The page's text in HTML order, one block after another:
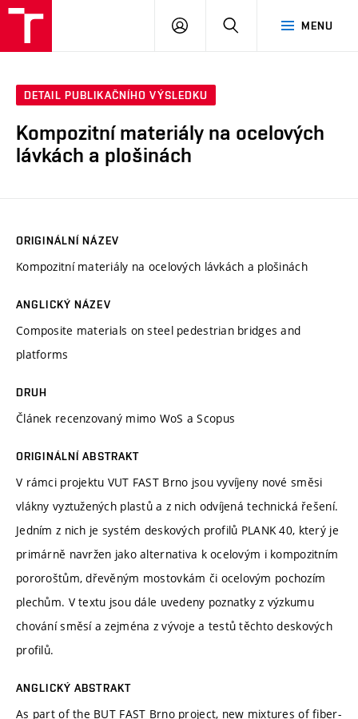
MENU
PŘIHLÁSIT
DETAIL PUBLIKAČNÍHO VÝSLEDKU
Kompozitní materiály na ocelových
lávkách a plošinách
ORIGINÁLNÍ NÁZEV
Kompozitní materiály na ocelových lávkách a plošinách
ANGLICKÝ NÁZEV
Composite materials on steel pedestrian bridges and
platforms
DRUH
Článek recenzovaný mimo WoS a Scopus
ORIGINÁLNÍ ABSTRAKT
V rámci projektu VUT FAST Brno jsou vyvíjeny nové směsi
vlákny vyztužených plastů a z nich odvíjená technická řešení.
Jedním z nich je systém deskových profilů PLANK 40, který je
primárně navržen jako alternativa k ocelovým i kompozitním
pororoštům, dřevěným mostovkám či ocelovým pochozím
plechům. V textu jsou dále uvedeny poznatky z výzkumu
chování směsí a zejména z vývoje a testů těchto deskových
profilů.
ANGLICKÝ ABSTRAKT
As part of the BUT FAST Brno project, new mixtures of fiber-